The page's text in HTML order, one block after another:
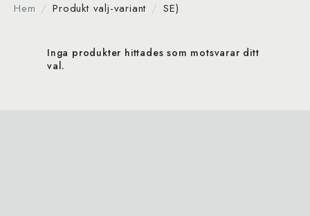
Hem Produkt valj-variant SE)
Inga produkter hittades som motsvarar ditt
val.